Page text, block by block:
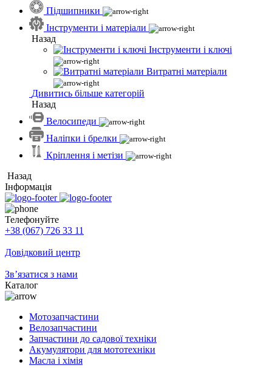
Підшипники
Інструменти і матеріали
Назад
Інструменти і ключі
Витратні матеріали
Дивитись більше категорій
Назад
Велосипеди
Наліпки і брелки
Кріплення і метізи
Назад
Інформація
Телефонуйте
+38 (067) 726 33 11
Довідковий центр
Зв’язатися з нами
Каталог
Мотозапчастини
Велозапчастини
Запчастини до садової техніки
Акумулятори для мототехніки
Масла і хімія